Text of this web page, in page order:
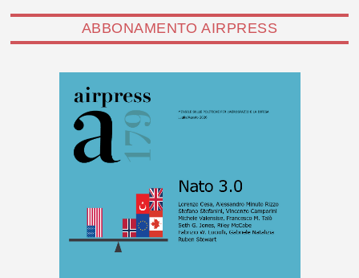
ABBONAMENTO AIRPRESS